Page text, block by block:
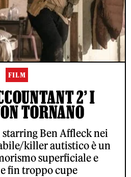
FILM
2’ I
TORNANO
Ben Affleck nei
killer autistico è un
superficiale e
fin troppo cupe